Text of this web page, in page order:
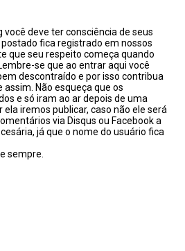
você deve ter consciência de seus
fica registrado em nossos
que seu respeito começa quando
se que ao entrar aqui você
descontraído e por isso contribua
Não esqueça que os
e só iram ao ar depois de uma
iremos publicar, caso não ele será
via Disqus ou Facebook a
já que o nome do usuário fica
sempre.